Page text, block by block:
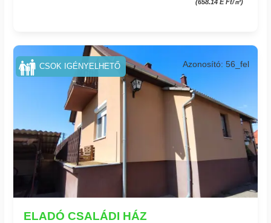
(658.14 E Ft/㎡)
ELADÓ CSALÁDI HÁZ
Azonosító: 56_fel
CSOK IGÉNYELHETŐ